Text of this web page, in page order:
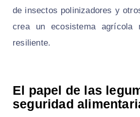
de insectos polinizadores y
crea un ecosistema agrícola
resiliente.
El papel de las
seguridad